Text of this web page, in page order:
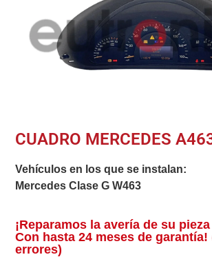
CUADRO MERCEDES
Vehículos en los que se instalan:
Mercedes Clase G W463
¡Reparamos la avería de su
Con hasta 24 meses de garantía!
errores)